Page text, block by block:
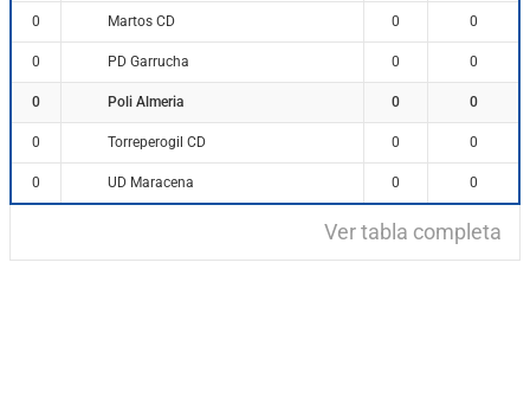
0 Martos CD 0 0
0 PD Garrucha 0 0
0 Poli Almeria 0 0
0 Torreperogil CD 0 0
0 UD Maracena 0 0
Ver tabla completa